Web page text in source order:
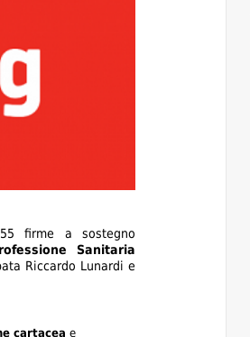
firme a sostegno
Sanitaria
Riccardo Lunardi e
cartacea e